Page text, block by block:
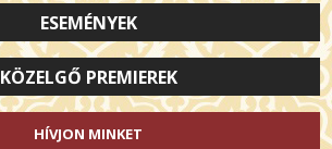
ESEMÉNYEK
KÖZELGŐ PREMIEREK
HÍVJON MINKET